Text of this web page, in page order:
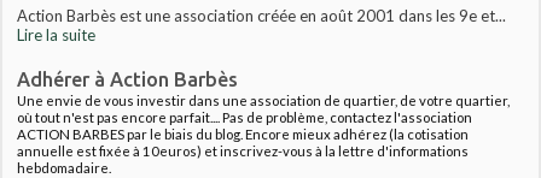
Action Barbès est une association créée en août 2001 dans les 9e et...
Lire la suite
Adhérer à Action Barbès
Une envie de vous investir dans une association de quartier, de votre quartier,
où tout n'est pas encore parfait.... Pas de problème, contactez l'association
ACTION BARBES par le biais du blog. Encore mieux adhérez (la cotisation
annuelle est fixée à 10euros) et inscrivez-vous à la lettre d'informations
hebdomadaire.